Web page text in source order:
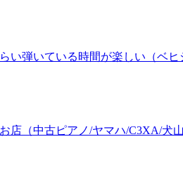
い弾いている時間が楽しい（ベヒ
店（中古ピアノ/ヤマハ/C3XA/犬山